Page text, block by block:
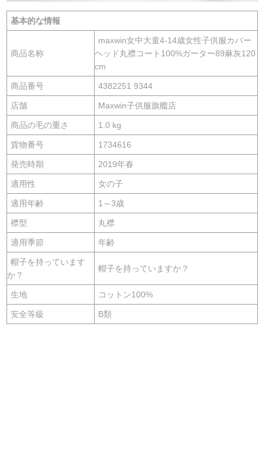
基本的な情報
商品名称
maxwin女中大童4-14歳女性子供服カバー
ヘッド丸襟コート100%ガーター89麻灰120
cm
商品番号 4382251 9344
店舗 Maxwin子供服旗艦店
商品の毛の重さ 1.0 kg
貨物番号 1734616
発売時期 2019年春
適用性 女の子
適用年齢 1～3歳
襟型 丸襟
適用季節 年齢
帽子を持っています
か？
帽子を持っていますか？
生地 コットン100%
安全等級 B類